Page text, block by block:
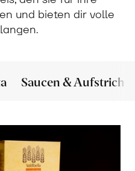
und bieten dir volle
Saucen & Aufstriche